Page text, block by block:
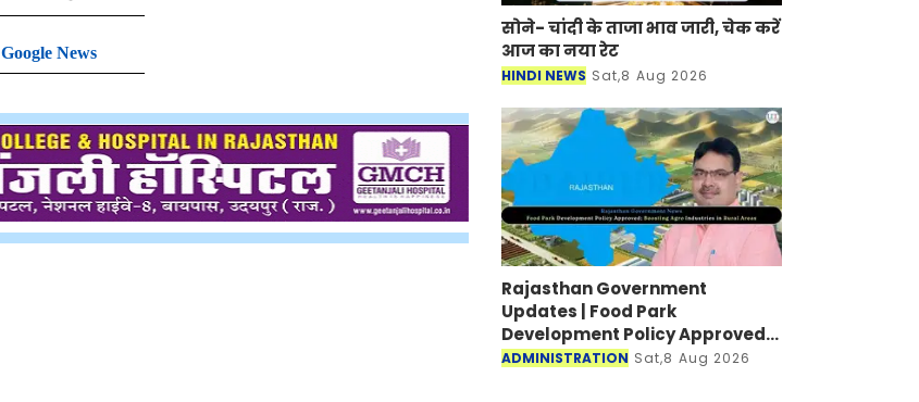
Google News
सोने- चांदी के ताजा भाव जारी, चेक करें
आज का नया रेट
HINDI NEWS Sat,8 Aug 2026
Rajasthan Government
Updates | Food Park
Development Policy Approved;
Boosting Agro Industries in
ADMINISTRATION Sat,8 Aug 2026